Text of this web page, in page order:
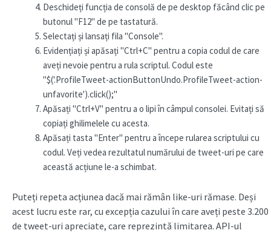
Deschideți funcția de consolă de pe desktop făcând clic pe
butonul "F12" de pe tastatură.
Selectați și lansați fila "Console".
Evidențiați și apăsați "Ctrl+C" pentru a copia codul de care
aveți nevoie pentru a rula scriptul. Codul este
"$('.ProfileTweet-actionButtonUndo.ProfileTweet-action-
unfavorite').click();"
Apăsați "Ctrl+V" pentru a o lipi în câmpul consolei. Evitați să
copiați ghilimelele cu acesta.
Apăsați tasta "Enter" pentru a începe rularea scriptului cu
codul. Veți vedea rezultatul numărului de tweet-uri pe care
această acțiune le-a schimbat.
Puteți repeta acțiunea dacă mai rămân like-uri rămase. Deși
acest lucru este rar, cu excepția cazului în care aveți peste 3.200
de tweet-uri apreciate, care reprezintă limitarea. API-ul